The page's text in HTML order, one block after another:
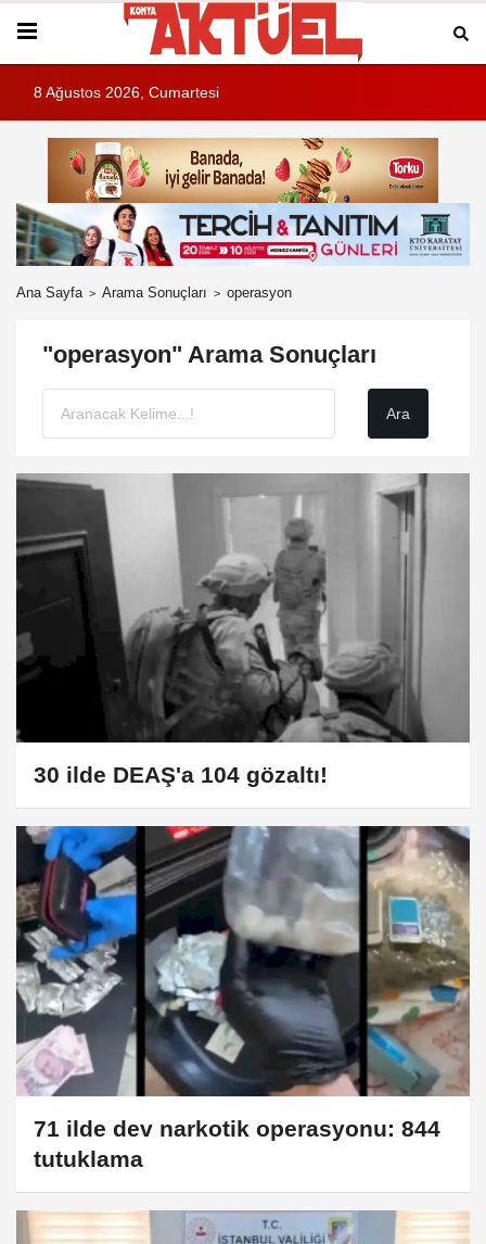
8 Ağustos 2026, Cumartesi
Ana Sayfa Arama Sonuçları operasyon
"operasyon" Arama Sonuçları
30 ilde DEAŞ'a 104 gözaltı!
71 ilde dev narkotik operasyonu: 844
tutuklama